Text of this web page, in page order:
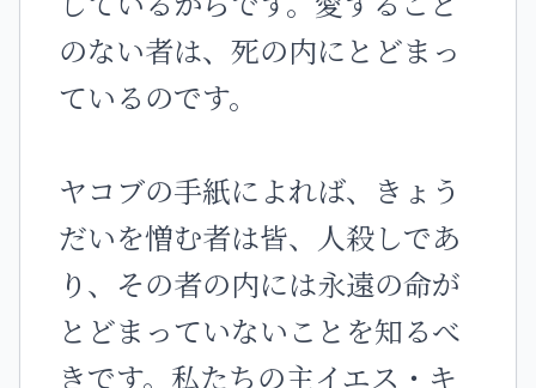
のない者は、死の内にとどまっ
ているのです。
ヤコブの手紙によれば、きょう
だいを憎む者は皆、人殺しであ
り、その者の内には永遠の命が
とどまっていないことを知るべ
きです。私たちの主イエス・キ